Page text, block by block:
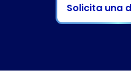
Solicita una